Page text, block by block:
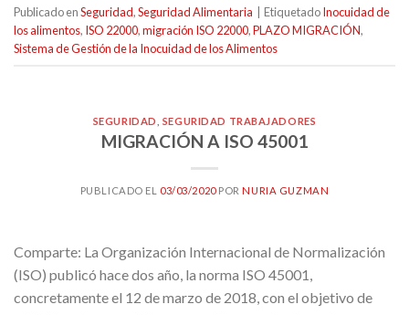
Publicado enSeguridad,Seguridad Alimentaria EtiquetadoInocuidad de
los alimentos, ISO 22000,migración ISO 22000,PLAZO MIGRACIÓN,
Sistema de Gestión de la Inocuidad de los Alimentos
SEGURIDAD SEGURIDAD TRABAJADORES
MIGRACIÓN A ISO 45001
PUBLICADO EL 03/03/2020PORNURIA GUZMAN
Comparte: La Organización Internacional de Normalización
(ISO) publicó hace dos año, la norma ISO 45001,
concretamente el 12 de marzo de 2018, con el objetivo de